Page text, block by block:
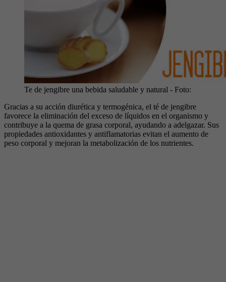
Te de jengibre una bebida saludable y natural - Foto:
Gracias a su acción diurética y termogénica, el té de jengibre
favorece la eliminación del exceso de líquidos en el organismo y
contribuye a la quema de grasa corporal, ayudando a adelgazar. Sus
propiedades antioxidantes y antiflamatorias evitan el aumento de
peso corporal y mejoran la metabolización de los nutrientes.